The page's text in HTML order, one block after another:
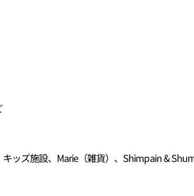
キッズ施設、Marie（雑貨）、Shimpain &